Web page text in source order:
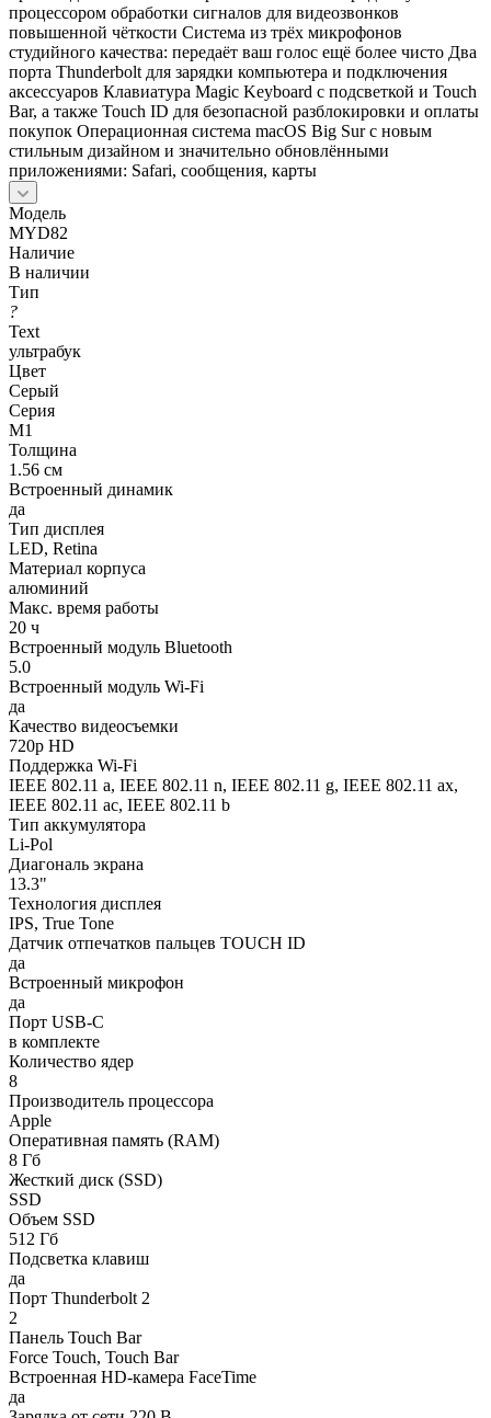
процессором обработки сигналов для видеозвонков
повышенной чёткости Система из трёх микрофонов
студийного качества: передаёт ваш голос ещё более чисто Два
порта Thunderbolt для зарядки компьютера и подключения
аксессуаров Клавиатура Magic Keyboard с подсветкой и Touch
Bar, а также Touch ID для безопасной разблокировки и оплаты
покупок Операционная система macOS Big Sur с новым
стильным дизайном и значительно обновлёнными
приложениями: Safari, сообщения, карты
Модель
MYD82
Наличие
В наличии
Тип
?
Text
ультрабук
Цвет
Серый
Серия
M1
Толщина
1.56 см
Встроенный динамик
да
Тип дисплея
LED, Retina
Материал корпуса
алюминий
Макс. время работы
20 ч
Встроенный модуль Bluetooth
5.0
Встроенный модуль Wi-Fi
да
Качество видеосъемки
720p HD
Поддержка Wi-Fi
IEEE 802.11 a, IEEE 802.11 n, IEEE 802.11 g, IEEE 802.11 ax,
IEEE 802.11 ac, IEEE 802.11 b
Тип аккумулятора
Li-Pol
Диагональ экрана
13.3"
Технология дисплея
IPS, True Tone
Датчик отпечатков пальцев TOUCH ID
да
Встроенный микрофон
да
Порт USB-C
в комплекте
Количество ядер
8
Производитель процессора
Apple
Оперативная память (RAM)
8 Гб
Жесткий диск (SSD)
SSD
Объем SSD
512 Гб
Подсветка клавиш
да
Порт Thunderbolt 2
2
Панель Touch Bar
Force Touch, Touch Bar
Встроенная HD-камера FaceTime
да